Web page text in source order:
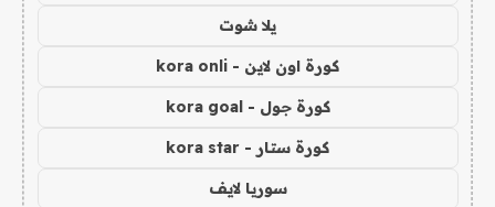
يلا شوت
كورة اون لاين - kora onli
كورة جول - kora goal
كورة ستار - kora star
سوريا لايف